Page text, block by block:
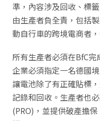
準，內容涉及回收、標
由生產者負全責，包括
動自行車的跨境電商者
所有生產者必須在BfC
企業必須指定一名德國
讓電池除了有正確貼標
記錄和回收。生產者也
(PRO)，並提供破產擔